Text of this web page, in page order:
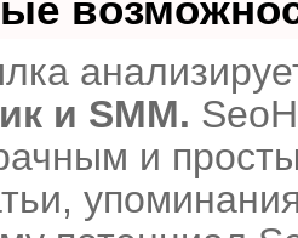
и SMM.
и